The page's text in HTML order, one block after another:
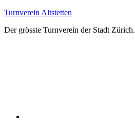
Zum
springen
Turnverein Altstetten
Der grösste Turnverein der Stadt Zürich.